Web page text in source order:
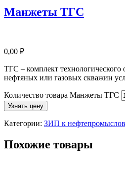
Манжеты ТГС
0,00 ₽
ТГС – комплект
нефтяных или газовых скважин
Количество товара Манжеты ТГС
Узнать цену
Категории: ЗИП к
Похожие товары